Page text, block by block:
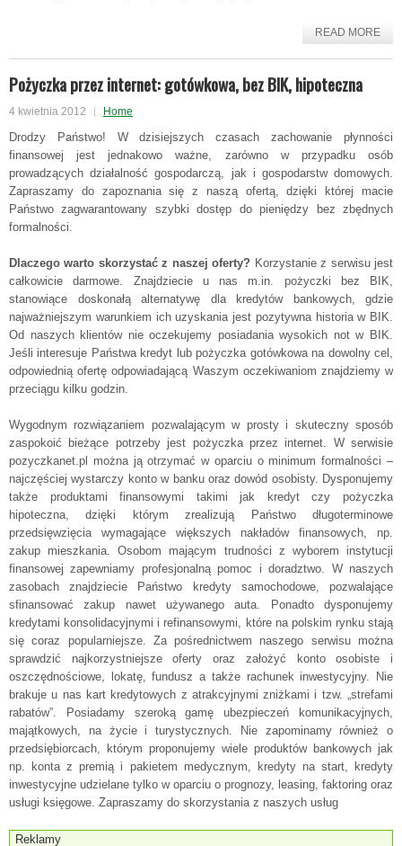
READ MORE
Pożyczka przez internet: gotówkowa, bez BIK, hipoteczna
4 kwietnia 2012 Home
Drodzy Państwo! W dzisiejszych czasach zachowanie płynności
finansowej jest jednakowo ważne, zarówno w przypadku osób
prowadzących działalność gospodarczą, jak i gospodarstw domowych.
Zapraszamy do zapoznania się z naszą ofertą, dzięki której macie
Państwo zagwarantowany szybki dostęp do pieniędzy bez zbędnych
formalności.
Dlaczego warto skorzystać z naszej oferty? Korzystanie z serwisu jest
całkowicie darmowe. Znajdziecie u nas m.in. pożyczki bez BIK,
stanowiące doskonałą alternatywę dla kredytów bankowych, gdzie
najważniejszym warunkiem ich uzyskania jest pozytywna historia w BIK.
Od naszych klientów nie oczekujemy posiadania wysokich not w BIK.
Jeśli interesuje Państwa kredyt lub pożyczka gotówkowa na dowolny cel,
odpowiednią ofertę odpowiadającą Waszym oczekiwaniom znajdziemy w
przeciągu kilku godzin.
Wygodnym rozwiązaniem pozwalającym w prosty i skuteczny sposób
zaspokoić bieżące potrzeby jest pożyczka przez internet. W serwisie
pozyczkanet.pl można ją otrzymać w oparciu o minimum formalności –
najczęściej wystarczy konto w banku oraz dowód osobisty. Dysponujemy
także produktami finansowymi takimi jak kredyt czy pożyczka
hipoteczna, dzięki którym zrealizują Państwo długoterminowe
przedsięwzięcia wymagające większych nakładów finansowych, np.
zakup mieszkania. Osobom mającym trudności z wyborem instytucji
finansowej zapewniamy profesjonalną pomoc i doradztwo. W naszych
zasobach znajdziecie Państwo kredyty samochodowe, pozwalające
sfinansować zakup nawet używanego auta. Ponadto dysponujemy
kredytami konsolidacyjnymi i refinansowymi, które na polskim rynku stają
się coraz popularniejsze. Za pośrednictwem naszego serwisu można
sprawdzić najkorzystniejsze oferty oraz założyć konto osobiste i
oszczędnościowe, lokatę, fundusz a także rachunek inwestycyjny. Nie
brakuje u nas kart kredytowych z atrakcyjnymi zniżkami i tzw. „strefami
rabatów”. Posiadamy szeroką gamę ubezpieczeń komunikacyjnych,
majątkowych, na życie i turystycznych. Nie zapominamy również o
przedsiębiorcach, którym proponujemy wiele produktów bankowych jak
np. konta z premią i pakietem medycznym, kredyty na start, kredyty
inwestycyjne udzielane tylko w oparciu o prognozy, leasing, faktoring oraz
usługi księgowe. Zapraszamy do skorzystania z naszych usług
Reklamy